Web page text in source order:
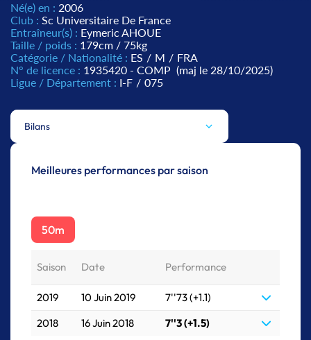
Né(e) en : 2006
Club : Sc Universitaire De France
Entraîneur(s) : Eymeric AHOUE
Taille / poids : 179cm / 75kg
Catégorie / Nationalité : ES / M / FRA
N° de licence : 1935420 - COMP (maj le 28/10/2025)
Ligue / Département : I-F / 075
Bilans
Meilleures performances par saison
50m
Saison Date Performance
2019 10 Juin 2019
7''73 (+1.1)
2018
16 Juin 2018 7''3 (+1.5)